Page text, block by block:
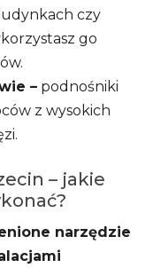
czy
go
– podnośniki
z wysokich
– jakie
narzędzie